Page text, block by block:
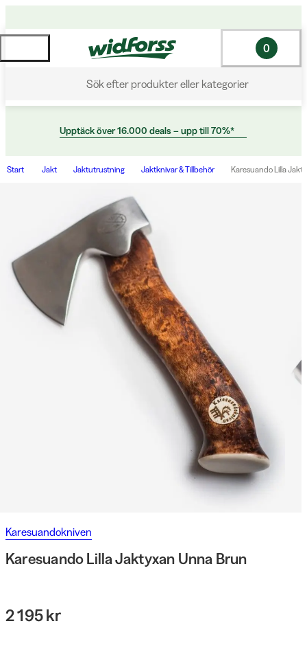
Sök efter produkter eller kategorier
0
Upptäck över 16.000 deals – upp till 70%*
Start Jakt Jaktutrustning Jaktknivar & Tillbehör Karesuando Lilla
Karesuandokniven
Karesuando Lilla Jaktyxan Unna Brun
2 195 kr